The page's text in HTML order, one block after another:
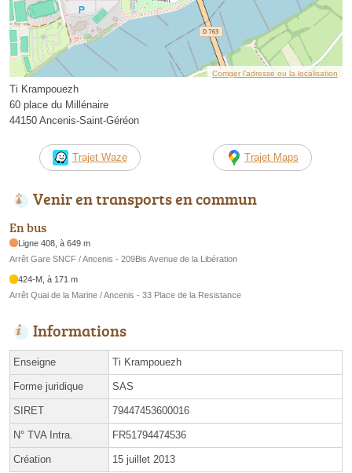
Corriger l’adresse ou la localisation
Ti Krampouezh
60 place du Millénaire
44150 Ancenis-Saint-Géréon
Trajet Waze Trajet Maps
Venir en transports en commun
En bus
Ligne 408, à 649 m
Arrêt Gare SNCF / Ancenis - 209Bis Avenue de la Libération
424-M, à 171 m
Arrêt Quai de la Marine / Ancenis - 33 Place de la Resistance
Informations
Enseigne Ti Krampouezh
Forme juridique SAS
SIRET 79447453600016
N° TVA Intra. FR51794474536
Création 15 juillet 2013